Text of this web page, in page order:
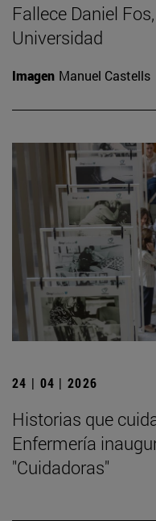
Fallece Daniel
Universidad
Imagen Manuel Castells
24 | 04 | 2026
Historias que
Enfermería
"Cuidadoras"